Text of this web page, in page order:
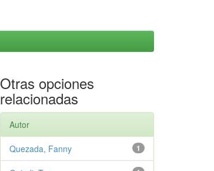
Otras opciones
relacionadas
Autor
1
Quezada, Fanny